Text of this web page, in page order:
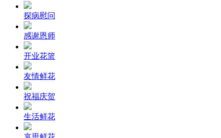
探病慰问
感谢恩师
开业花篮
友情鲜花
祝福庆贺
生活鲜花